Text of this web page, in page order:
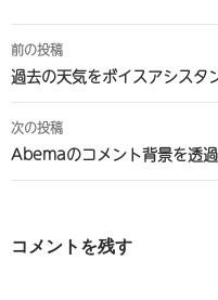
投
稿
ナ
ビ
ゲ
ー
前の投稿
過去の天気をボイスアシス
次の投稿
Abemaのコメント背景を透
コメントを残す